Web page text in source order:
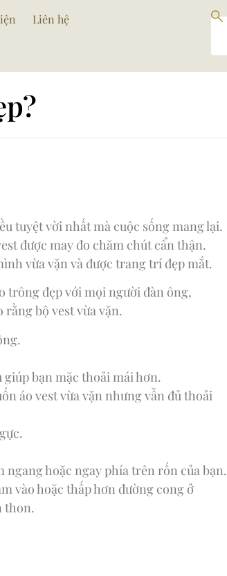
Liên hệ
tuyệt vời nhất mà cuộc sống mang lại.
được may đo chăm chút cẩn thận.
vừa vặn và được trang trí đẹp mắt.
trông đẹp với mọi người đàn ông,
bộ vest vừa vặn.
giúp bạn mặc thoải mái hơn.
áo vest vừa vặn nhưng vẫn đủ thoải
ngang hoặc ngay phía trên rốn của bạn.
vào hoặc thấp hơn đường cong ở
thon.